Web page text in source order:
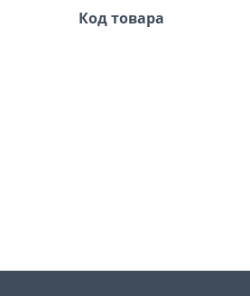
Код товара